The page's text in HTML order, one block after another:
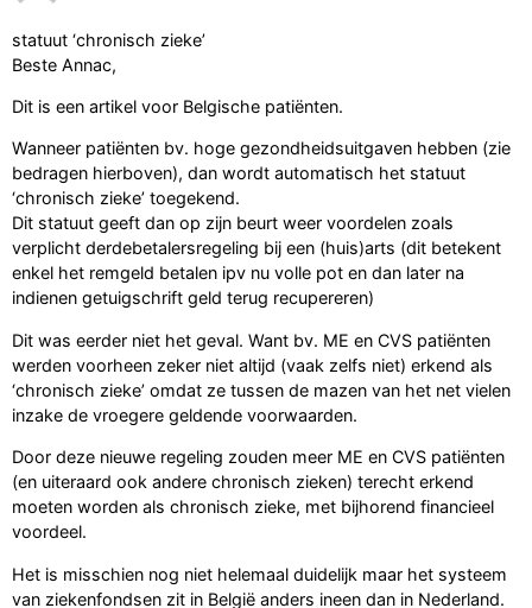
statuut ‘chronisch zieke’
Beste Annac,
Dit is een artikel voor Belgische patiënten.
Wanneer patiënten bv. hoge gezondheidsuitgaven hebben (zie
bedragen hierboven), dan wordt automatisch het statuut
‘chronisch zieke’ toegekend.
Dit statuut geeft dan op zijn beurt weer voordelen zoals
verplicht derdebetalersregeling bij een (huis)arts (dit betekent
enkel het remgeld betalen ipv nu volle pot en dan later na
indienen getuigschrift geld terug recupereren)
Dit was eerder niet het geval. Want bv. ME en CVS patiënten
werden voorheen zeker niet altijd (vaak zelfs niet) erkend als
‘chronisch zieke’ omdat ze tussen de mazen van het net vielen
inzake de vroegere geldende voorwaarden.
Door deze nieuwe regeling zouden meer ME en CVS patiënten
(en uiteraard ook andere chronisch zieken) terecht erkend
moeten worden als chronisch zieke, met bijhorend financieel
voordeel.
Het is misschien nog niet helemaal duidelijk maar het systeem
van ziekenfondsen zit in België anders ineen dan in Nederland.